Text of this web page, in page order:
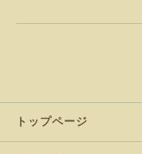
トップページ